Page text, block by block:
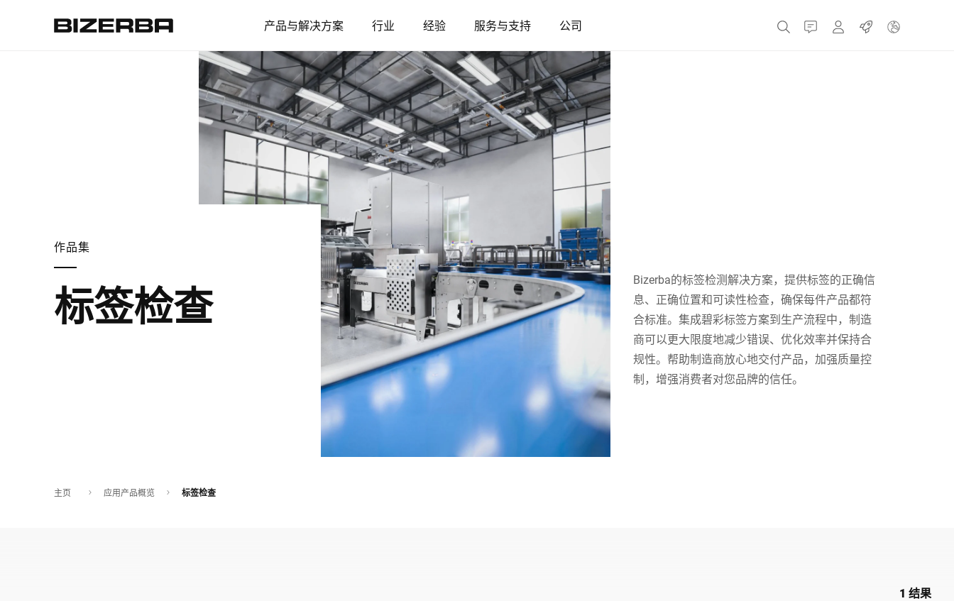
产品与解决方案 行业 经验 服务与支持 公司 接触 MyBizerba
职业
奥地利 比利时
法国
匈牙利 意大利
波兰 葡萄牙
塞尔维亚 斯洛伐克 西班牙
瑞士 乌克兰
英国
非洲
作品集
标签检查
Bizerba的标签检测解决方案，提供标签的正确信
息、正确位置和可读性检查，确保每件产品都符
合标准。集成碧彩标签方案到生产流程中，制造
商可以更大限度地减少错误、优化效率并保持合
规性。帮助制造商放心地交付产品，加强质量控
制，增强消费者对您品牌的信任。
主页 应用产品概览 标签检查
1 结果